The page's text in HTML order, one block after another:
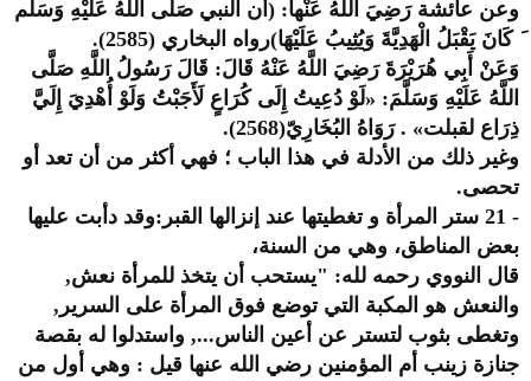
وعن عائشة رَضِيَ اللَّهُ عَنْها: (أن النبي صَلَّى اللَّهُ عَلَيْهِ وَسَلَّم
َ كَانَ يَقْبَلُ الْهَدِيَّةَ وَيُثِيبُ عَلَيْهَا)رواه البخاري (2585).
وَعَنْ أَبِي هُرَيْرَةَ رَضِيَ اللَّهُ عَنْهُ قَالَ: قَالَ رَسُولُ اللَّهِ صَلَّى
اللَّهُ عَلَيْهِ وَسَلَّمَ: «لَوْ دُعِيتُ إِلَى كُرَاعٍ لَأَجَبْتُ وَلَوْ أُهْدِيَ إِلَيَّ
ذِرَاع لقبلت» . رَوَاهُ البُخَارِيّ(2568).
وغير ذلك من الأدلة في هذا الباب ؛ فهي أكثر من أن تعد أو
تحصى.
- 21 ستر المرأة و تغطيتها عند إنزالها القبر:وقد دأبت عليها
بعض المناطق، وهي من السنة،
قال النووي رحمه لله: "يستحب أن يتخذ للمرأة نعش,
والنعش هو المكبة التي توضع فوق المرأة على السرير,
وتغطى بثوب لتستر عن أعين الناس..., واستدلوا له بقصة
جنازة زينب أم المؤمنين رضي الله عنها قيل : وهي أول من